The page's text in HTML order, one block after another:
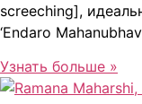
screeching],
‘Endaro
Узнать больше »